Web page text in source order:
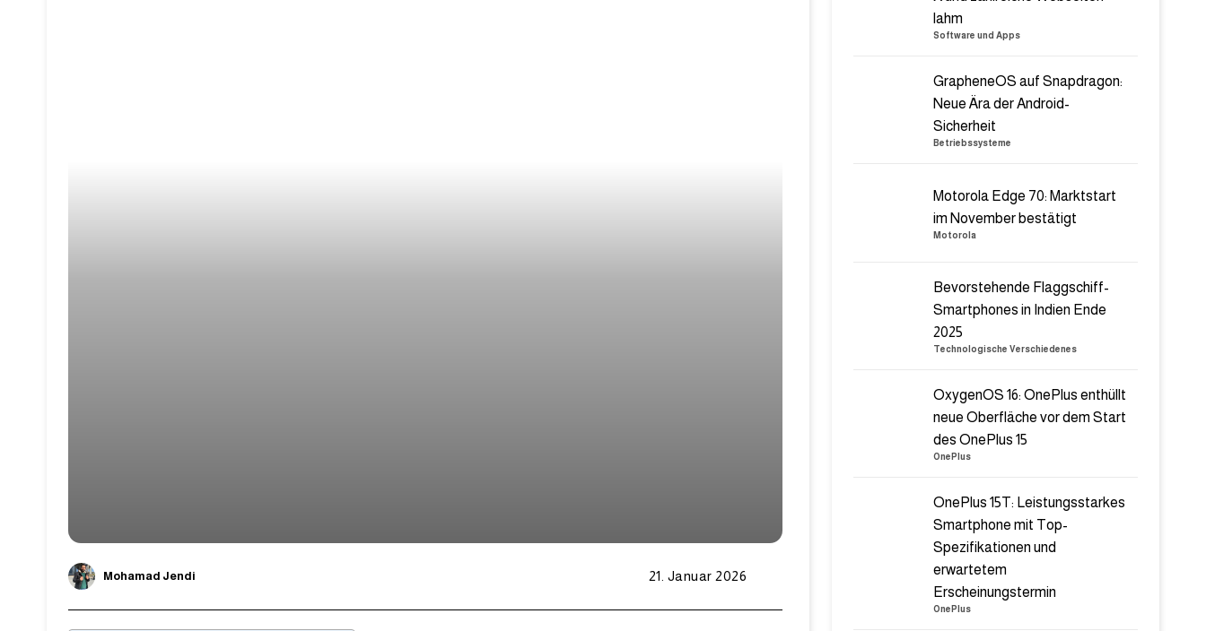
Mohamad Jendi 21. Januar 2026
lahm
Software und Apps
GrapheneOS auf Snapdragon:
Neue Ära der Android-
Sicherheit
Betriebssysteme
Motorola Edge 70: Marktstart
im November bestätigt
Motorola
Bevorstehende Flaggschiff-
Smartphones in Indien Ende
2025
Technologische Verschiedenes
OxygenOS 16: OnePlus enthüllt
neue Oberfläche vor dem Start
des OnePlus 15
OnePlus
OnePlus 15T: Leistungsstarkes
Smartphone mit Top-
Spezifikationen und
erwartetem
Erscheinungstermin
OnePlus